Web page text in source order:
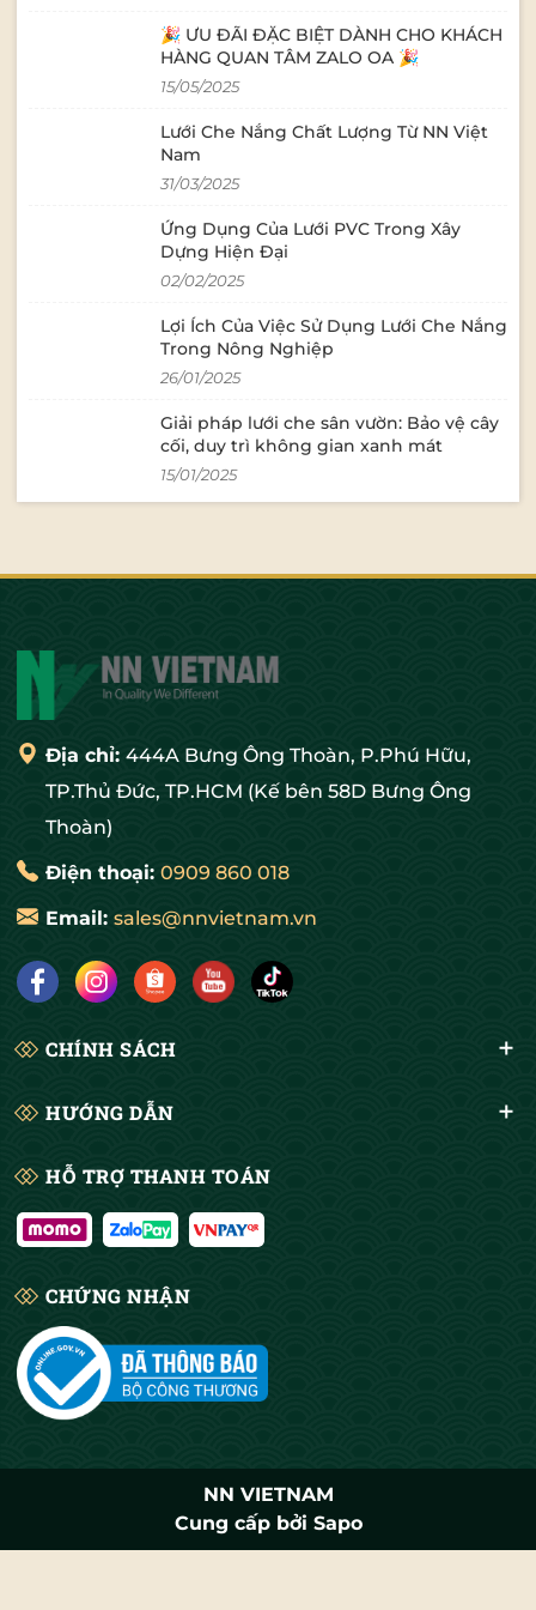
tính thẩm mỹ
dục, kích thích
nhưng hiệu quả
Giúp làm dịu
yêu cầu. Đội ngũ tư vấn giàu kinh
hỗ trợ hướng
🎉 ƯU ĐÃI ĐẶC BIỆT DÀNH CHO KHÁCH
HÀNG QUAN TÂM ZALO OA 🎉
15/05/2025
Lưới Che Nắng Chất Lượng Từ NN Việt
Nam
31/03/2025
Ứng Dụng Của Lưới PVC Trong Xây
Dựng Hiện Đại
02/02/2025
Lợi Ích Của Việc Sử Dụng Lưới Che Nắng
Trong Nông Nghiệp
26/01/2025
Giải pháp lưới che sân vườn: Bảo vệ cây
cối, duy trì không gian xanh mát
15/01/2025
Địa chỉ: 444A Bưng Ông Thoàn, P.Phú Hữu,
TP.Thủ Đức, TP.HCM (Kế bên 58D Bưng Ông
Thoàn)
Điện thoại: 0909 860 018
Email: sales@nnvietnam.vn
CHÍNH SÁCH
HƯỚNG DẪN
HỖ TRỢ THANH TOÁN
CHỨNG NHẬN
NN VIETNAM
Cung cấp bởi Sapo